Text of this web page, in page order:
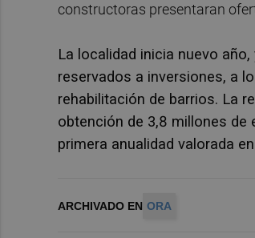
constructoras presentaran
La localidad inicia nuevo
reservados a inversiones, a
rehabilitación de barrios. La
obtención de 3,8 millones de
primera anualidad valorada
ARCHIVADO EN ORA